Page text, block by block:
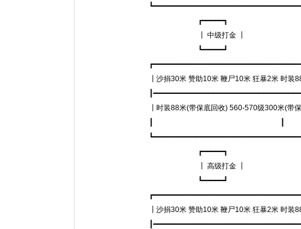
┏━━━━━┓
┃ 中级打金 ┃
┗━━━━━┛
┃沙捐30米 赞助10米 鞭尸10米 狂暴2米 时装88
┃时装88米(带保底回收) 560-570级300米(带保底回
┏━━━━━┓
┃ 高级打金 ┃
┗━━━━━┛
┃沙捐30米 赞助10米 鞭尸10米 狂暴2米 时装88米